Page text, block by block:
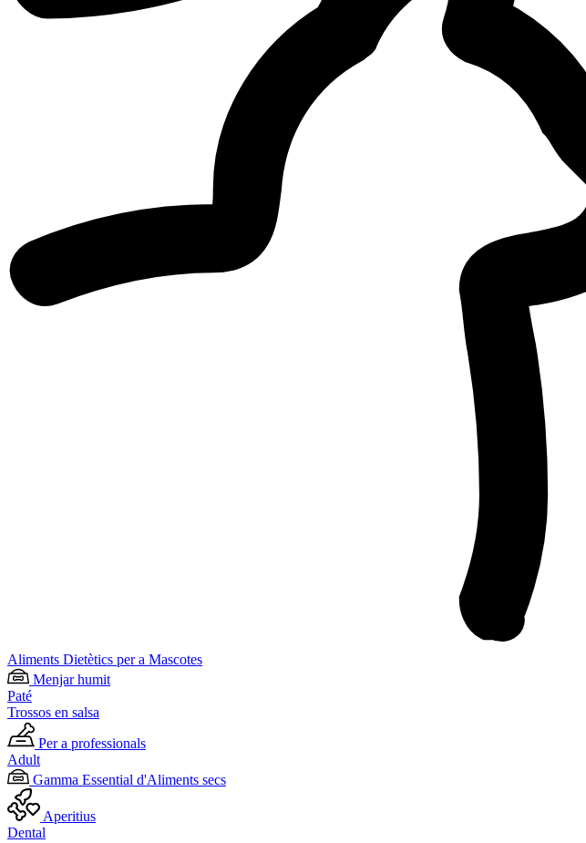
Aliments Dietètics per a Mascotes
Menjar humit
Paté
Trossos en salsa
Per a professionals
Adult
Gamma Essential d'Aliments secs
Aperitius
Dental